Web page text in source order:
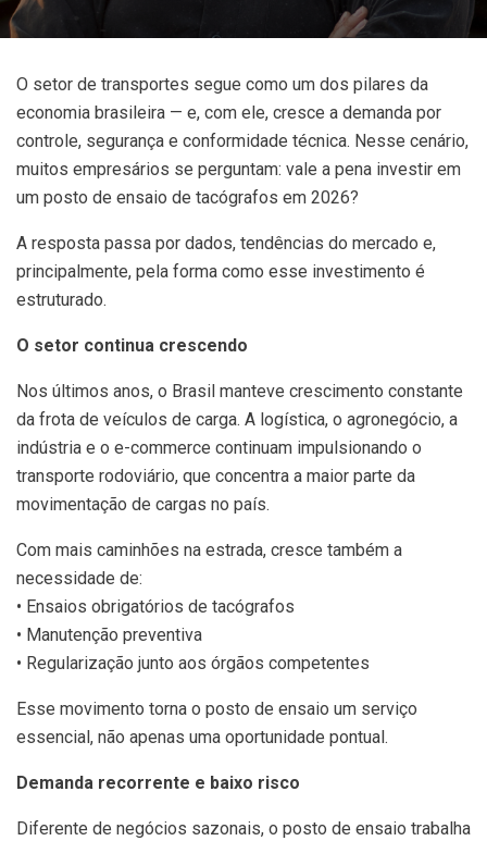
O setor de transportes segue como um dos pilares da
economia brasileira — e, com ele, cresce a demanda por
controle, segurança e conformidade técnica. Nesse cenário,
muitos empresários se perguntam: vale a pena investir em
um posto de ensaio de tacógrafos em 2026?
A resposta passa por dados, tendências do mercado e,
principalmente, pela forma como esse investimento é
estruturado.
O setor continua crescendo
Nos últimos anos, o Brasil manteve crescimento constante
da frota de veículos de carga. A logística, o agronegócio, a
indústria e o e-commerce continuam impulsionando o
transporte rodoviário, que concentra a maior parte da
movimentação de cargas no país.
Com mais caminhões na estrada, cresce também a
necessidade de:
• Ensaios obrigatórios de tacógrafos
• Manutenção preventiva
• Regularização junto aos órgãos competentes
Esse movimento torna o posto de ensaio um serviço
essencial, não apenas uma oportunidade pontual.
Demanda recorrente e baixo risco
Diferente de negócios sazonais, o posto de ensaio trabalha